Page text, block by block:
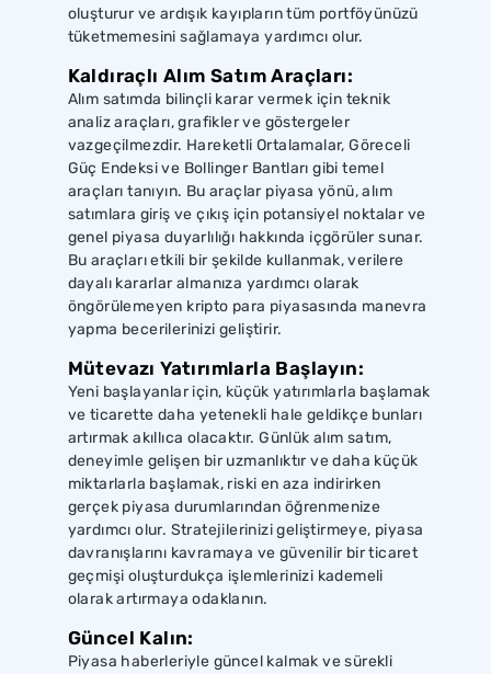
oluşturur ve ardışık kayıpların tüm portföyünüzü
tüketmemesini sağlamaya yardımcı olur.
Kaldıraçlı Alım Satım Araçları:
Alım satımda bilinçli karar vermek için teknik
analiz araçları, grafikler ve göstergeler
vazgeçilmezdir. Hareketli Ortalamalar, Göreceli
Güç Endeksi ve Bollinger Bantları gibi temel
araçları tanıyın. Bu araçlar piyasa yönü, alım
satımlara giriş ve çıkış için potansiyel noktalar ve
genel piyasa duyarlılığı hakkında içgörüler sunar.
Bu araçları etkili bir şekilde kullanmak, verilere
dayalı kararlar almanıza yardımcı olarak
öngörülemeyen kripto para piyasasında manevra
yapma becerilerinizi geliştirir.
Mütevazı Yatırımlarla Başlayın:
Yeni başlayanlar için, küçük yatırımlarla başlamak
ve ticarette daha yetenekli hale geldikçe bunları
artırmak akıllıca olacaktır. Günlük alım satım,
deneyimle gelişen bir uzmanlıktır ve daha küçük
miktarlarla başlamak, riski en aza indirirken
gerçek piyasa durumlarından öğrenmenize
yardımcı olur. Stratejilerinizi geliştirmeye, piyasa
davranışlarını kavramaya ve güvenilir bir ticaret
geçmişi oluşturdukça işlemlerinizi kademeli
olarak artırmaya odaklanın.
Güncel Kalın:
Piyasa haberleriyle güncel kalmak ve sürekli